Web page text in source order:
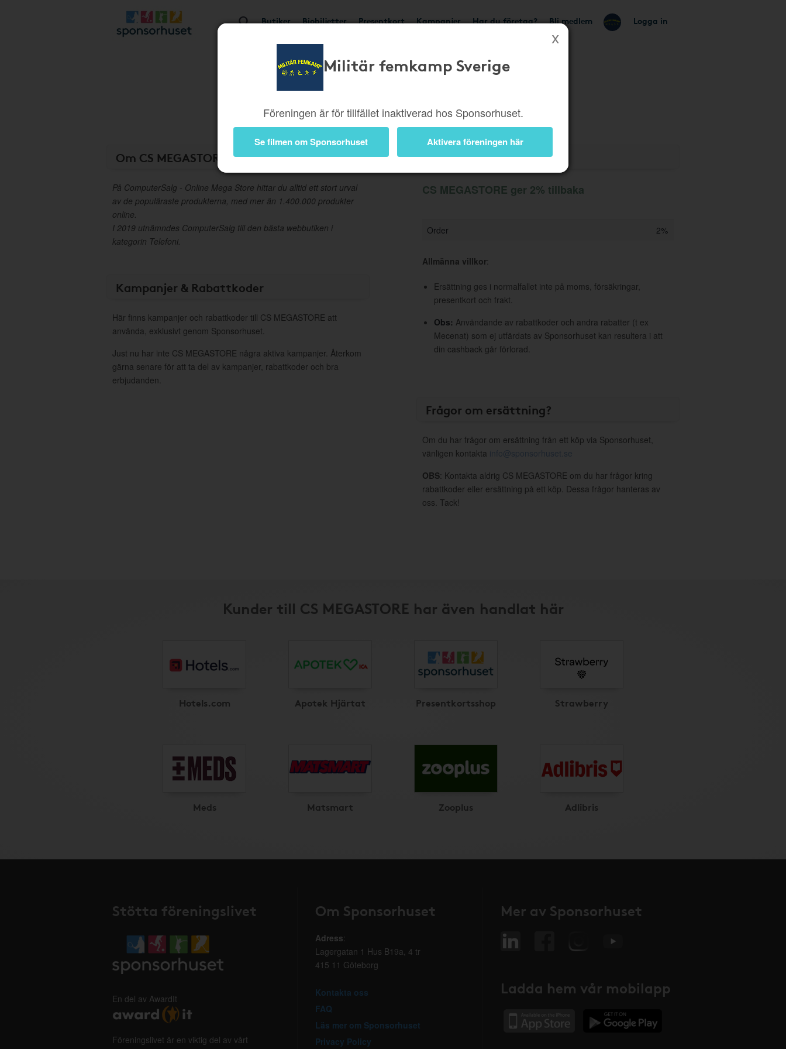
Butiker Biobiljetter Presentkort Kampanjer Har du företag? Bli medlem Logga in
Militär femkamp Sverige
Föreningen är för tillfället inaktiverad hos Sponsorhuset.
Se filmen om Sponsorhuset Aktivera föreningen här
Om CS MEGASTORE
På ComputerSalg - Online Mega Store hittar du alltid ett stort urval
av de populäraste produkterna, med mer än 1.400.000 produkter
online.
I 2019 utnämndes ComputerSalg till den bästa webbutiken i
kategorin Telefoni.
Kampanjer & Rabattkoder
Här finns kampanjer och rabattkoder till CS MEGASTORE att
använda, exklusivt genom Sponsorhuset.
Just nu har inte CS MEGASTORE några aktiva kampanjer. Återkom
gärna senare för att ta del av kampanjer, rabattkoder och bra
erbjudanden.
Information
CS MEGASTORE ger 2% tillbaka
Order 2%
Allmänna villkor:
Ersättning ges i normalfallet inte på moms, försäkringar,
presentkort och frakt.
Obs: Användande av rabattkoder och andra rabatter (t ex
Mecenat) som ej utfärdats av Sponsorhuset kan resultera i att
din cashback går förlorad.
Frågor om ersättning?
Om du har frågor om ersättning från ett köp via Sponsorhuset,
vänligen kontakta info@sponsorhuset.se
OBS: Kontakta aldrig CS MEGASTORE om du har frågor kring
rabattkoder eller ersättning på ett köp. Dessa frågor hanteras av
oss. Tack!
Kunder till CS MEGASTORE har även handlat här
Hotels.com Apotek Hjärtat Presentkortsshop Strawberry
Meds Matsmart Zooplus Adlibris
Stötta föreningslivet
En del av AwardIt
Föreningslivet är en viktig del av vårt
Om Sponsorhuset
Adress:
Lagergatan 1 Hus B19a, 4 tr
415 11 Göteborg
Kontakta oss
FAQ
Läs mer om Sponsorhuset
Privacy Policy
Mer av Sponsorhuset
Ladda hem vår mobilapp